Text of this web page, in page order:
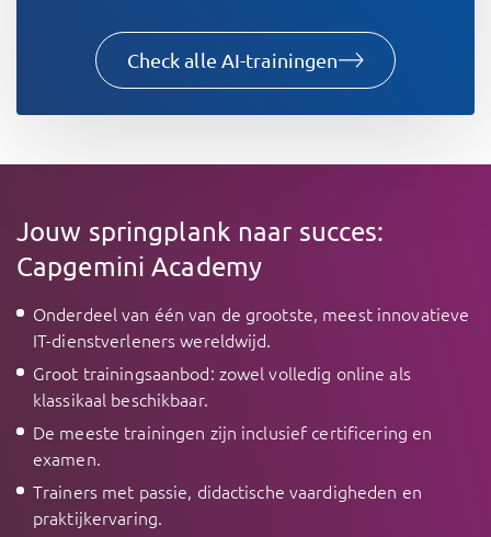
Check alle AI-trainingen
Jouw springplank naar succes:
Capgemini Academy
Onderdeel van één van de grootste, meest innovatieve
IT-dienstverleners wereldwijd.
Groot trainingsaanbod: zowel volledig online als
klassikaal beschikbaar.
De meeste trainingen zijn inclusief certificering en
examen.
Trainers met passie, didactische vaardigheden en
praktijkervaring.